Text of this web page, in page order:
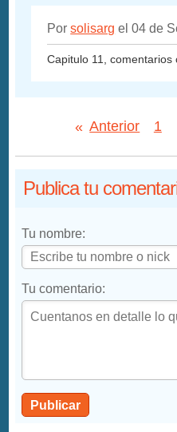
Porsolisarg el 04 de
Capitulo 11, comentarios
« Anterior 1
Publica tu
Tu nombre:
Tu comentario:
Publicar